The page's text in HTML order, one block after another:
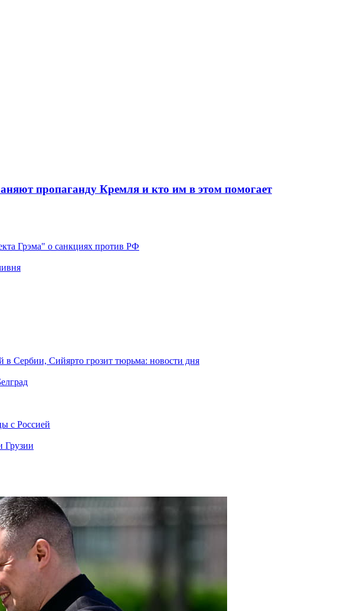
пропаганду Кремля и кто им в этом помогает
Грэма" о санкциях против РФ
Сербии, Сийярто грозит тюрьма: новости дня
с Россией
Грузии